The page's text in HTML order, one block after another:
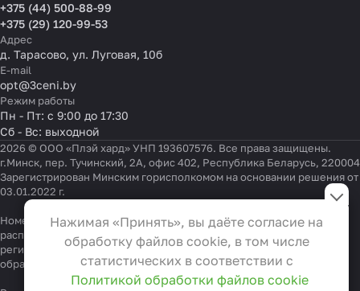
+375 (44) 500-88-99
+375 (29) 120-99-53
Адрес
д. Тарасово, ул. Луговая, 10б
E-mail
opt@3ceni.by
Режим работы
Пн - Пт: с 9:00 до 17:30
Сб - Вс: выходной
2026 © ООО «Плэй хард» УНП 193607576. Все права защищены.
г.Минск, пер. Тучинский, 2А, офис 402, Республика Беларусь, 220004
Зарегистрирован Минским горисполкомом на основании решения от
03.01.2022 г.
Номер телефона работников местных исполнительных и
распорядительных органов по месту государственной
регистрации ООО «Плэй хард», уполномоченных рассматривать
обращения покупателей:+375 17 323-41-58,+375 17 370-30-64
Настройки файлов cookie
Функциональные
Эти файлы необходимы для
функционирования сайта и не
могут быть отключены в наших
Нажимая «Принять», вы даёте согласие на
обработку файлов cookie, в том числе
статистических в соответствии с
Политикой обработки файлов cookie